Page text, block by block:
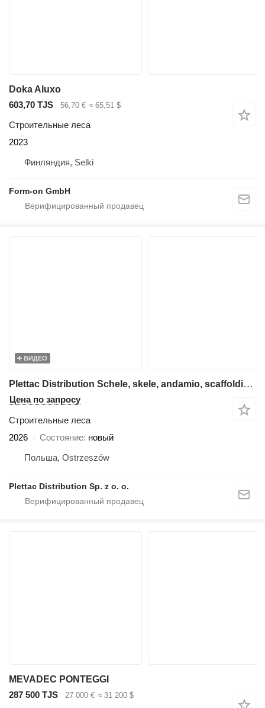
Doka Aluxo
603,70 TJS
56,70 € ≈ 65,51 $
Строительные леса
2023
Финляндия, Selki
Form-on GmbH
ВИДЕО
Plettac Distribution Schele, skele, andamio, scaffolding, pastoliai, tellingud, modul
Цена по запросу
Строительные леса
2026
Состояние новый
Польша, Ostrzeszów
Plettac Distribution Sp. z o. o.
MEVADEC PONTEGGI
287 500 TJS
27 000 € ≈ 31 200 $